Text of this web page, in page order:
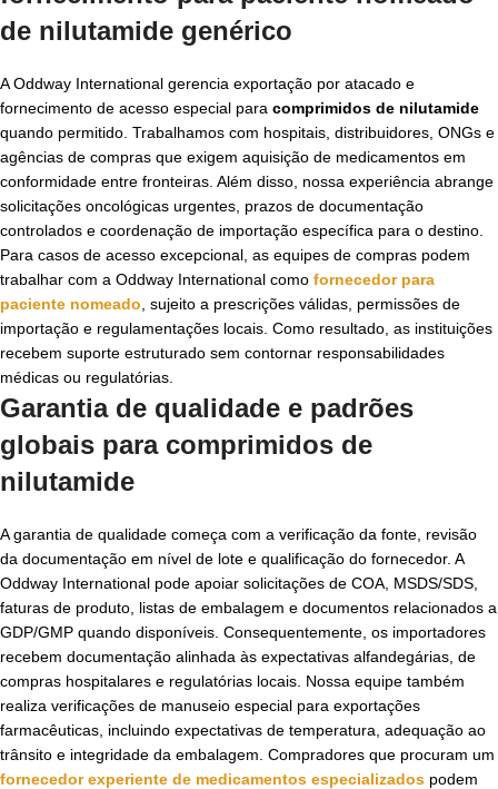
de nilutamide genérico
A Oddway International gerencia exportação por atacado e
fornecimento de acesso especial para comprimidos de nilutamide
quando permitido. Trabalhamos com hospitais, distribuidores, ONGs e
agências de compras que exigem aquisição de medicamentos em
conformidade entre fronteiras. Além disso, nossa experiência abrange
solicitações oncológicas urgentes, prazos de documentação
controlados e coordenação de importação específica para o destino.
Para casos de acesso excepcional, as equipes de compras podem
trabalhar com a Oddway International como fornecedor para
paciente nomeado , sujeito a prescrições válidas, permissões de
importação e regulamentações locais. Como resultado, as instituições
recebem suporte estruturado sem contornar responsabilidades
médicas ou regulatórias.
Garantia de qualidade e padrões
globais para comprimidos de
nilutamide
A garantia de qualidade começa com a verificação da fonte, revisão
da documentação em nível de lote e qualificação do fornecedor. A
Oddway International pode apoiar solicitações de COA, MSDS/SDS,
faturas de produto, listas de embalagem e documentos relacionados a
GDP/GMP quando disponíveis. Consequentemente, os importadores
recebem documentação alinhada às expectativas alfandegárias, de
compras hospitalares e regulatórias locais. Nossa equipe também
realiza verificações de manuseio especial para exportações
farmacêuticas, incluindo expectativas de temperatura, adequação ao
trânsito e integridade da embalagem. Compradores que procuram um
fornecedor experiente de medicamentos especializados podem